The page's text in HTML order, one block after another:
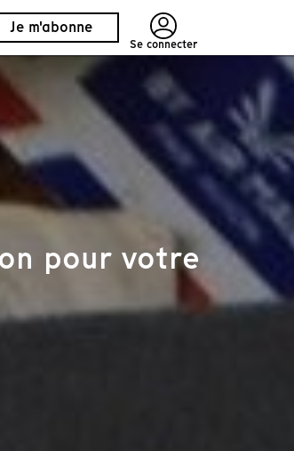
Je m'abonne
Se connecter
pour votre